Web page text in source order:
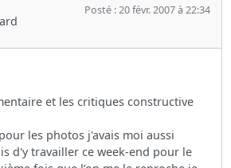
Posté : 20 févr. 2007 à 22:34
et les critiques constructive
les photos j'avais moi aussi
d'y travailler ce week-end pour le